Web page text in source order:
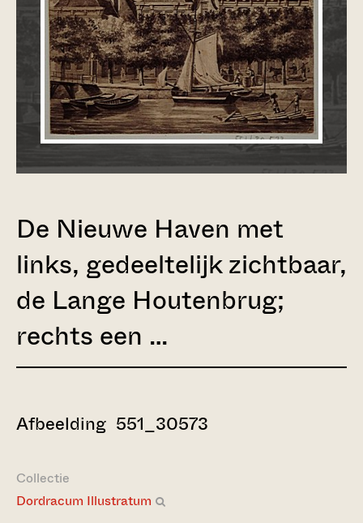
De Nieuwe Haven met
links, gedeeltelijk zichtbaar,
de Lange Houtenbrug;
rechts een …
Afbeelding 551_30573
Collectie
Dordracum Illustratum